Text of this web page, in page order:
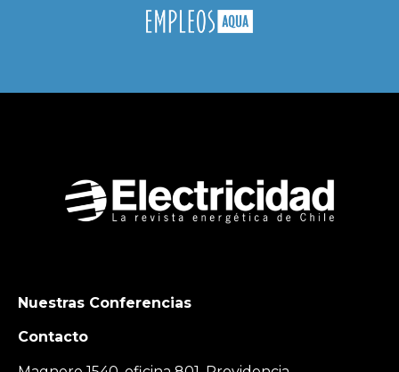
Nuestras Conferencias
Contacto